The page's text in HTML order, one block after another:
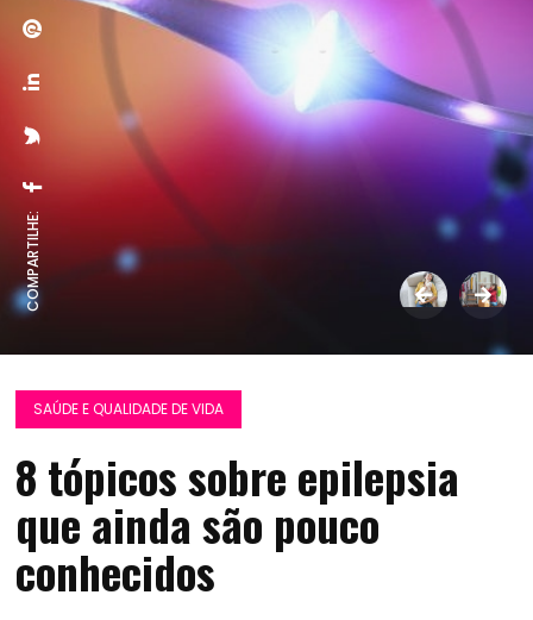
COMPARTILHE:
SAÚDE E QUALIDADE DE VIDA
8 tópicos sobre epilepsia
que ainda são pouco
conhecidos